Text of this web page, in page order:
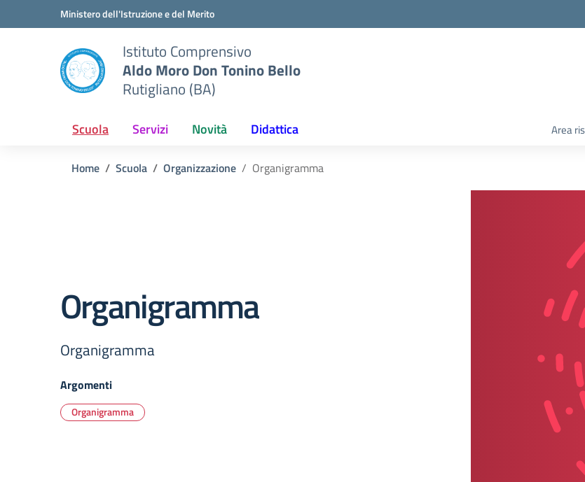
Vai ai contenuti
Vai al menu di navigazioneMinistero dell'Istruzione e del Merito
Istituto Comprensivo
Aldo Moro Don Tonino Bello
Rutigliano (BA)
Scuola Servizi Novità Didattica Area
Home Scuola Organizzazione Organigramma
Organigramma
Organigramma
Argomenti
Organigramma